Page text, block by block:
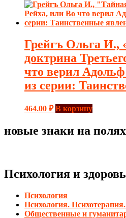
Грейгъ Ольга И.,
доктрина
что верил
из серии:
464.00 ₽ В корзину
новые знаки на полях
Психология и
Психология
Психология.
Общественные и